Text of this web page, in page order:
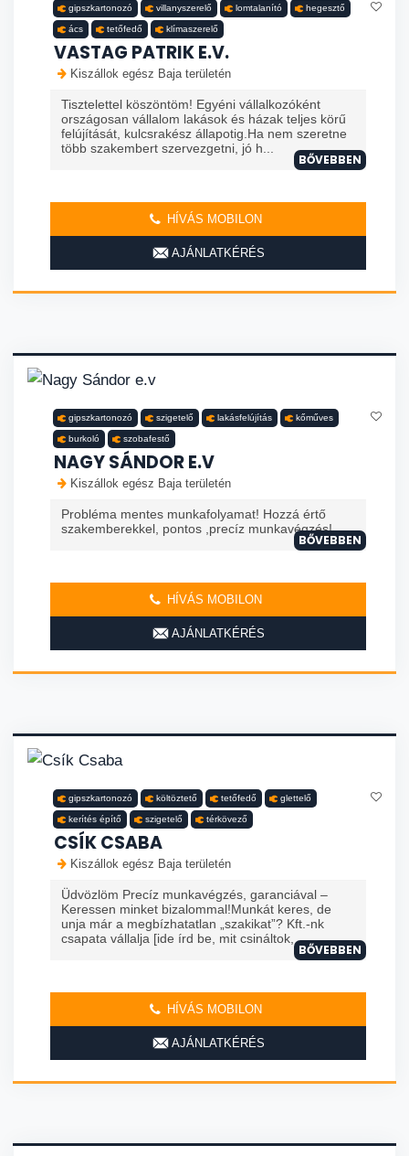
gipszkartonozó villanyszerelő lomtalanító hegesztő
ács tetőfedő klímaszerelő
VASTAG PATRIK E.V.
Kiszállok egész Baja területén
Tisztelettel köszöntöm! Egyéni vállalkozóként
országosan vállalom lakások és házak teljes körű
felújítását, kulcsrakész állapotig.Ha nem szeretne
több szakembert szervezgetni, jó h...
BŐVEBBEN
HÍVÁS MOBILON
AJÁNLATKÉRÉS
gipszkartonozó szigetelő lakásfelújítás kőműves
burkoló szobafestő
NAGY SÁNDOR E.V
Kiszállok egész Baja területén
Probléma mentes munkafolyamat! Hozzá értő
szakemberekkel, pontos ,precíz munkavégzés!
BŐVEBBEN
HÍVÁS MOBILON
AJÁNLATKÉRÉS
gipszkartonozó költöztető tetőfedő glettelő
kerítés építő szigetelő térkövező
CSÍK CSABA
Kiszállok egész Baja területén
Üdvözlöm Precíz munkavégzés, garanciával –
Keressen minket bizalommal!Munkát keres, de
unja már a megbízhatatlan „szakikat”? Kft.-nk
csapata vállalja [ide írd be, mit csináltok, ...
BŐVEBBEN
HÍVÁS MOBILON
AJÁNLATKÉRÉS